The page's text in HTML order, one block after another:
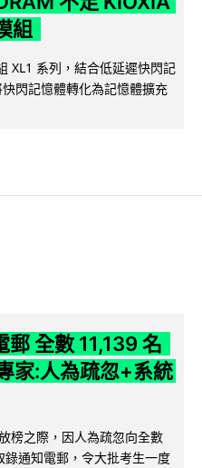
組
XL1 系列，結合低延遲快閃記
閃記憶體轉化為記憶體擴充
全數 11,139 名
家:人為疏忽+系統
榜之際，因人為疏忽向全數
通知電郵，令大批考生一度